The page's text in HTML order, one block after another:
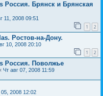
Россия. Брянск и Брянская
11, 2008 09:51
1 2
Ростов-на-Дону.
10, 2008 20:10
1 2
Россия. Поволжье
Чт авг 07, 2008 11:59
05, 2008 12:02